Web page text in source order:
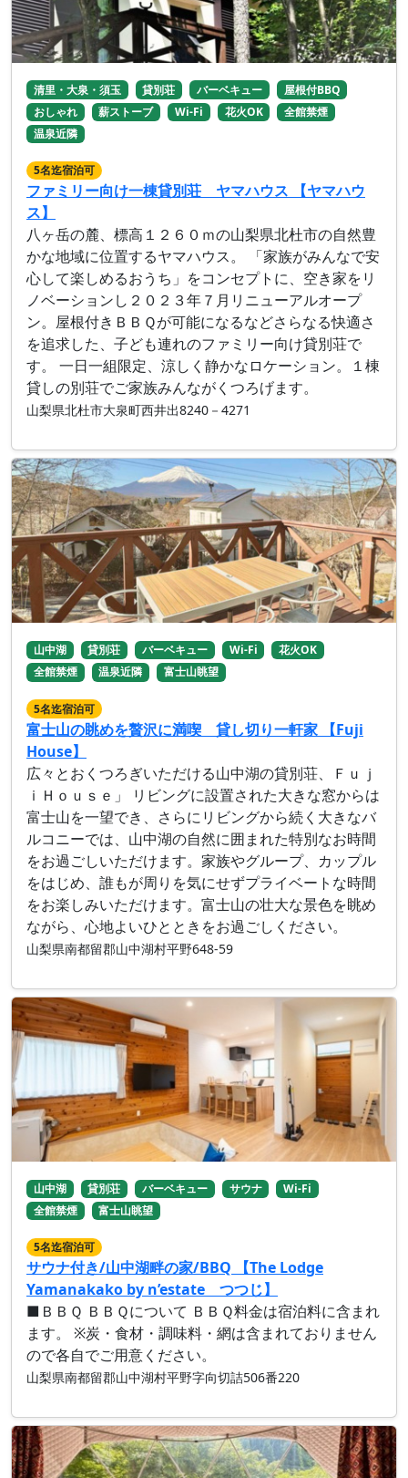
清里・大泉・須玉 貸別荘 バーベキュー
屋根付BBQ
おしゃれ
薪ストーブ Wi-Fi 花火OK
全館禁煙
温泉近隣
5名迄宿泊可
ファミリー向け一棟貸別荘 ヤマハウス 【ヤマハウ
ス】
八ヶ岳の麓、標高１２６０ｍの山梨県北杜市の自然豊
かな地域に位置するヤマハウス。 「家族がみんなで安
心して楽しめるおうち」をコンセプトに、空き家をリ
ノベーションし２０２３年７月リニューアルオープ
ン。屋根付きＢＢＱが可能になるなどさらなる快適さ
を追求した、子ども連れのファミリー向け貸別荘で
す。 一日一組限定、涼しく静かなロケーション。１棟
貸しの別荘でご家族みんながくつろげます。
山梨県北杜市大泉町西井出8240－4271
山中湖 貸別荘 バーベキュー Wi-Fi
花火OK
全館禁煙
温泉近隣 富士山眺望
5名迄宿泊可
富士山の眺めを贅沢に満喫 貸し切り一軒家 【Fuji
House】
広々とおくつろぎいただける山中湖の貸別荘、Ｆｕｊ
ｉＨｏｕｓｅ」 リビングに設置された大きな窓からは
富士山を一望でき、さらにリビングから続く大きなバ
ルコニーでは、山中湖の自然に囲まれた特別なお時間
をお過ごしいただけます。家族やグループ、カップル
をはじめ、誰もが周りを気にせずプライベートな時間
をお楽しみいただけます。富士山の壮大な景色を眺め
ながら、心地よいひとときをお過ごしください。
山梨県南都留郡山中湖村平野648-59
山中湖 貸別荘 バーベキュー サウナ
Wi-Fi
全館禁煙
富士山眺望
5名迄宿泊可
サウナ付き/山中湖畔の家/BBQ 【The Lodge
Yamanakako by n’estate つつじ】
■ＢＢＱ ＢＢＱについて ＢＢＱ料金は宿泊料に含まれ
ます。 ※炭・食材・調味料・網は含まれておりません
ので各自でご用意ください。
山梨県南都留郡山中湖村平野字向切詰506番220